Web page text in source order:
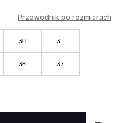
Przewodnik po rozmiarach
30 31
36 37